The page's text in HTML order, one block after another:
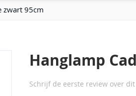
zwart 95cm
Hanglamp
Schrijf de eerste review over